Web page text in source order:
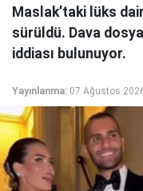
Maslak’taki lüks
sürüldü. Dava
iddiası bulunuyor.
Yayınlanma: 07 Ağustos